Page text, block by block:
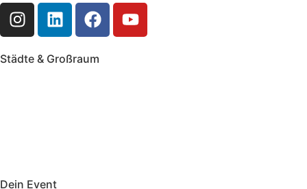
Städte & Großraum
Dein Event